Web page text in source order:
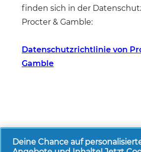
finden sich in der
Procter & Gamble:
Datenschutzrichtlinie von
Gamble
Über uns Kontakt pg.com
Deine Chance auf